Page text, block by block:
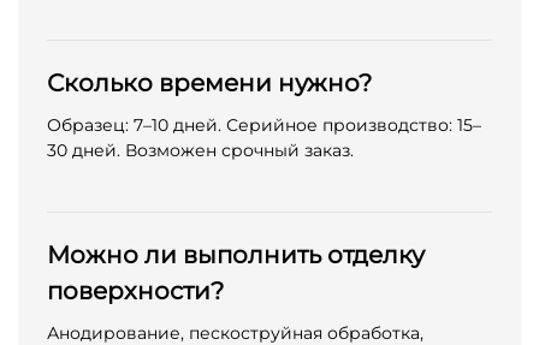
Сколько времени нужно?
Образец: 7–10 дней. Серийное производство: 15–
30 дней. Возможен срочный заказ.
Можно ли выполнить отделку
поверхности?
Анодирование, пескоструйная обработка,